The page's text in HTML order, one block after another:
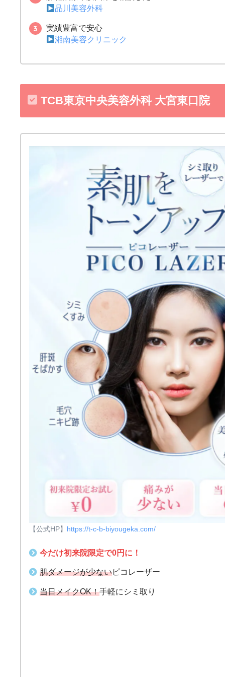
品川美容外科
実績豊富で安心
湘南美容クリニック
TCB東京中央美容外科 大宮東口院
【公式HP】 https://t-c-b-biyougeka.com/
今だけ初来院限定で0円に！
肌ダメージが少ないピコレーザー
当日メイクOK！手軽にシミ取り